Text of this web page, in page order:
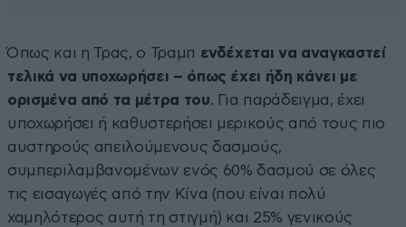
Όπως και η Τρας, ο Τραμπ ενδέχεται να αναγκαστεί
τελικά να υποχωρήσει – όπως έχει ήδη κάνει με
ορισμένα από τα μέτρα του. Για παράδειγμα, έχει
υποχωρήσει ή καθυστερήσει μερικούς από τους πιο
αυστηρούς απειλούμενους δασμούς,
συμπεριλαμβανομένων ενός 60% δασμού σε όλες
τις εισαγωγές από την Κίνα (που είναι πολύ
χαμηλότερος αυτή τη στιγμή) και 25% γενικούς